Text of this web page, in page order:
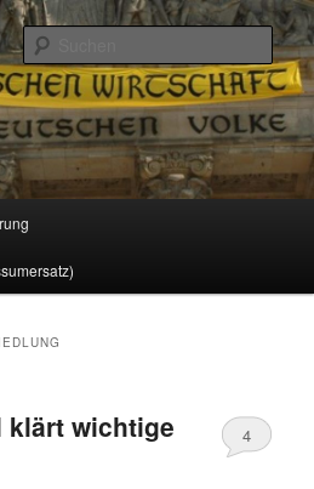
Gesellschaft
klärt wichtige
4